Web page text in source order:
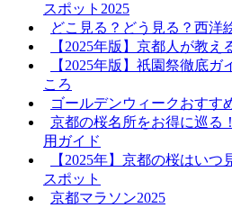
スポット2025
どこ見る？どう見る？西洋
【2025年版】京都人が教
【2025年版】祇園祭徹底
ころ
ゴールデンウィークおすす
京都の桜名所をお得に巡る
用ガイド
【2025年】京都の桜はい
スポット
京都マラソン2025